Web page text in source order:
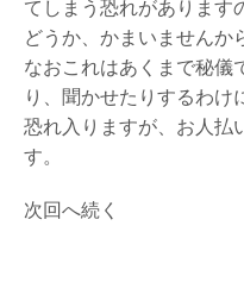
てしまう恐れがあります
どうか、かまいませんか
なおこれはあくまで秘儀
り、聞かせたりするわけ
恐れ入りますが、お人払
す。
次回へ続く